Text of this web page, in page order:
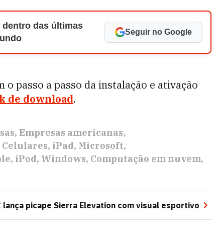
dentro das últimas
Seguir no Google
o passo a passo da instalação e ativação
de download.
Empresas americanas
Celulares iPad Microsoft
iPod Windows Computação em nuvem
lança picape Sierra Elevation com visual esportivo